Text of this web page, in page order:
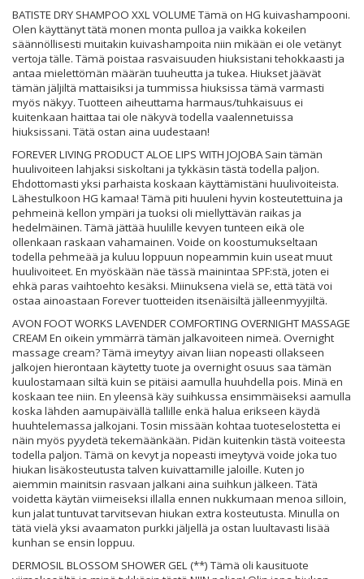
BATISTE DRY SHAMPOO XXL VOLUME Tämä on HG kuivashampooni.
Olen käyttänyt tätä monen monta pulloa ja vaikka kokeilen
säännöllisesti muitakin kuivashampoita niin mikään ei ole vetänyt
vertoja tälle. Tämä poistaa rasvaisuuden hiuksistani tehokkaasti ja
antaa mielettömän määrän tuuheutta ja tukea. Hiukset jäävät
tämän jäljiltä mattaisiksi ja tummissa hiuksissa tämä varmasti
myös näkyy. Tuotteen aiheuttama harmaus/tuhkaisuus ei
kuitenkaan haittaa tai ole näkyvä todella vaalennetuissa
hiuksissani. Tätä ostan aina uudestaan!
FOREVER LIVING PRODUCT ALOE LIPS WITH JOJOBA Sain tämän
huulivoiteen lahjaksi siskoltani ja tykkäsin tästä todella paljon.
Ehdottomasti yksi parhaista koskaan käyttämistäni huulivoiteista.
Lähestulkoon HG kamaa! Tämä piti huuleni hyvin kosteutettuina ja
pehmeinä kellon ympäri ja tuoksi oli miellyttävän raikas ja
hedelmäinen. Tämä jättää huulille kevyen tunteen eikä ole
ollenkaan raskaan vahamainen. Voide on koostumukseltaan
todella pehmeää ja kuluu loppuun nopeammin kuin useat muut
huulivoiteet. En myöskään näe tässä mainintaa SPF:stä, joten ei
ehkä paras vaihtoehto kesäksi. Miinuksena vielä se, että tätä voi
ostaa ainoastaan Forever tuotteiden itsenäisiltä jälleenmyyjiltä.
AVON FOOT WORKS LAVENDER COMFORTING OVERNIGHT MASSAGE
CREAM En oikein ymmärrä tämän jalkavoiteen nimeä. Overnight
massage cream? Tämä imeytyy aivan liian nopeasti ollakseen
jalkojen hierontaan käytetty tuote ja overnight osuus saa tämän
kuulostamaan siltä kuin se pitäisi aamulla huuhdella pois. Minä en
koskaan tee niin. En yleensä käy suihkussa ensimmäiseksi aamulla
koska lähden aamupäivällä tallille enkä halua erikseen käydä
huuhtelemassa jalkojani. Tosin missään kohtaa tuoteselostetta ei
näin myös pyydetä tekemäänkään. Pidän kuitenkin tästä voiteesta
todella paljon. Tämä on kevyt ja nopeasti imeytyvä voide joka tuo
hiukan lisäkosteutusta talven kuivattamille jaloille. Kuten jo
aiemmin mainitsin rasvaan jalkani aina suihkun jälkeen. Tätä
voidetta käytän viimeiseksi illalla ennen nukkumaan menoa silloin,
kun jalat tuntuvat tarvitsevan hiukan extra kosteutusta. Minulla on
tätä vielä yksi avaamaton purkki jäljellä ja ostan luultavasti lisää
kunhan se ensin loppuu.
DERMOSIL BLOSSOM SHOWER GEL (**) Tämä oli kausituote